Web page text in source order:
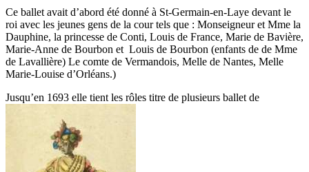
Ce ballet avait d’abord été donné à St-Germain-en-Laye devant le
roi avec les jeunes gens de la cour tels que : Monseigneur et Mme la
Dauphine, la princesse de Conti, Louis de France, Marie de Bavière,
Marie-Anne de Bourbon et Louis de Bourbon (enfants de de Mme
de Lavallière) Le comte de Vermandois, Melle de Nantes, Melle
Marie-Louise d’Orléans.)
Jusqu’en 1693 elle tient les rôles titre de plusieurs ballet de